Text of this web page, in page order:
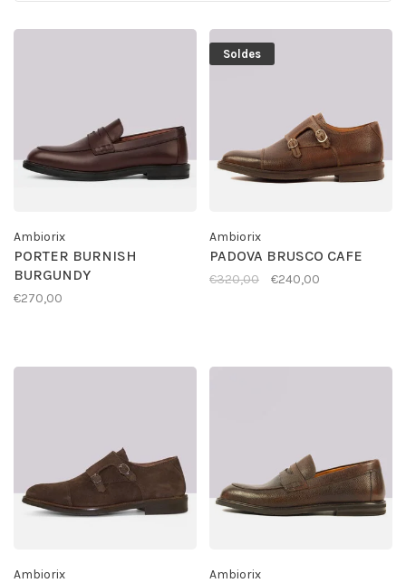
Ambiorix
PORTER BURNISH
BURGUNDY
€270,00
Soldes
Ambiorix
PADOVA BRUSCO CAFE
€320,00 €240,00
Ambiorix Ambiorix